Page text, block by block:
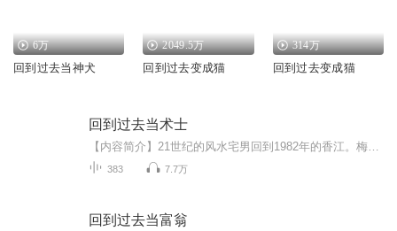
6万
回到过去当神犬
2049.5万
回到过去变成猫
314万
回到过去变成猫
回到过去当术士
383 7.7万
回到过去当富翁